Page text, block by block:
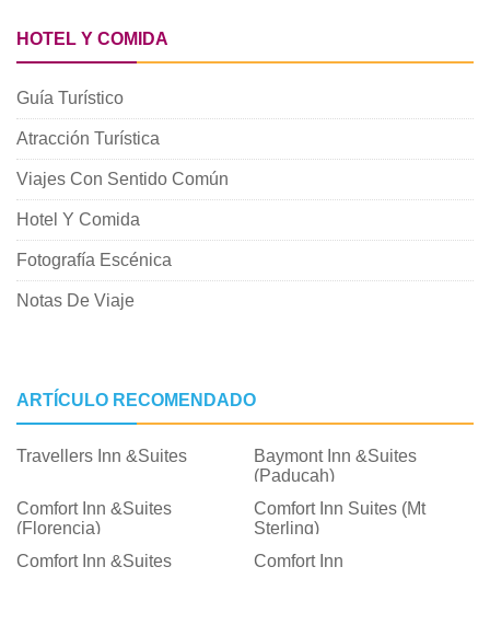
HOTEL Y COMIDA
Guía Turístico
Atracción Turística
Viajes Con Sentido Común
Hotel Y Comida
Fotografía Escénica
Notas De Viaje
ARTÍCULO RECOMENDADO
Travellers Inn &Suites
Baymont Inn &Suites
(Paducah)
Comfort Inn &Suites
(Florencia)
Comfort Inn Suites (Mt
Sterling)
Comfort Inn &Suites
Comfort Inn